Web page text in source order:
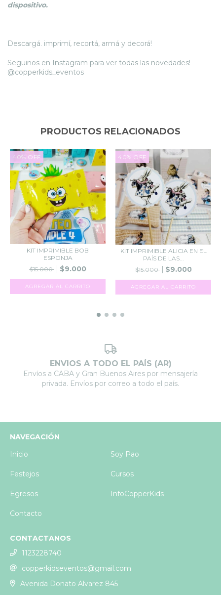
dispositivo.
Descargá. imprimí, recortá, armá y decorá!
Seguinos en Instagram para ver todas las novedades!
@copperkids_eventos
PRODUCTOS RELACIONADOS
40% OFF
KIT IMPRIMIBLE BOB
ESPONJA
$15.000
$9.000
AGREGAR AL CARRITO
40% OFF
KIT IMPRIMIBLE ALICIA EN EL
PAÍS DE LAS...
$15.000
$9.000
AGREGAR AL CARRITO
ENVIOS A TODO EL PAÍS (AR)
Envíos a CABA y Gran Buenos Aires por mensajería
privada. Envíos por correo a todo el país.
NAVEGACIÓN
Inicio
Soy Pao
Festejos Cursos
Egresos InfoCopperKids
Contacto
CONTACTANOS
1123228740
copperkidseventos@gmail.com
Avenida Donato Alvarez 845